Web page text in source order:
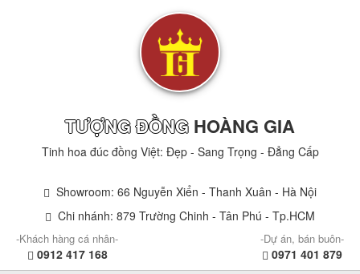
TƯỢNG ĐỒNG HOÀNG GIA
Tinh hoa đúc đồng Việt: Đẹp - Sang Trọng - Đẳng Cấp
Showroom: 66 Nguyễn Xiển - Thanh Xuân - Hà Nội
Chi nhánh: 879 Trường Chinh - Tân Phú - Tp.HCM
-Khách hàng cá nhân-
0912 417 168
-Dự án, bán buôn-
0971 401 879